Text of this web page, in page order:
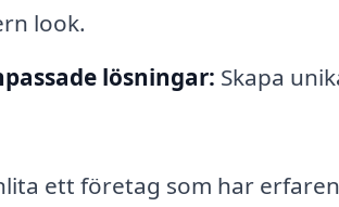
look.
lösningar: Skapa
ett företag som har